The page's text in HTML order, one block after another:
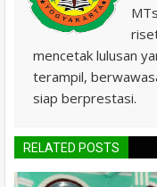
mencetak lulusan
terampil,
siap berprestasi.
RELATED POSTS